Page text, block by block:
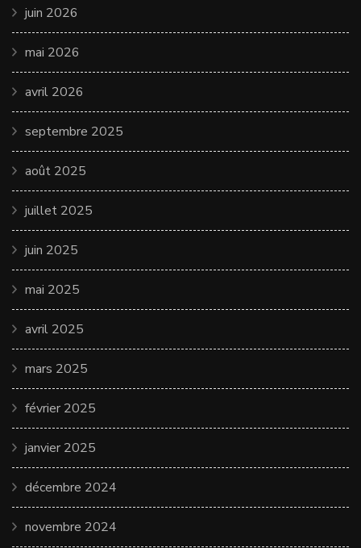
juin 2026
mai 2026
avril 2026
septembre 2025
août 2025
juillet 2025
juin 2025
mai 2025
avril 2025
mars 2025
février 2025
janvier 2025
décembre 2024
novembre 2024